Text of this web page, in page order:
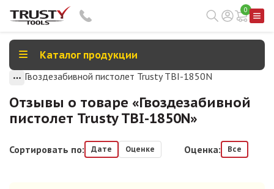
0
Каталог продукции
Гвоздезабивной пистолет Trusty TBI-1850N
Отзывы о товаре «Гвоздезабивной
пистолет Trusty TBI-1850N»
Сортировать по: Дате Оценке Оценка: Все